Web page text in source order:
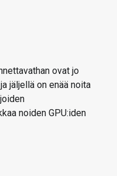
ovat jo
jäljellä on enää noita
noiden GPU:iden